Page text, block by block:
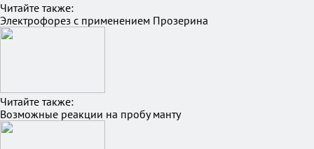
Читайте также:
Электрофорез с применением Прозерина
Читайте также:
Возможные реакции на пробу манту